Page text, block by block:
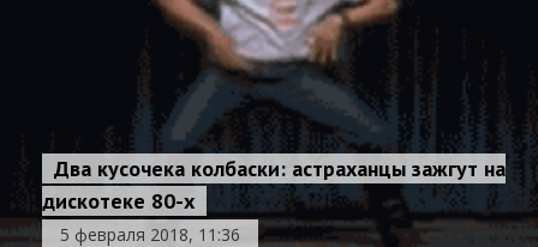
Два кусочека колбаски: астраханцы зажгут на
дискотеке 80-х
5 февраля 2018, 11:36